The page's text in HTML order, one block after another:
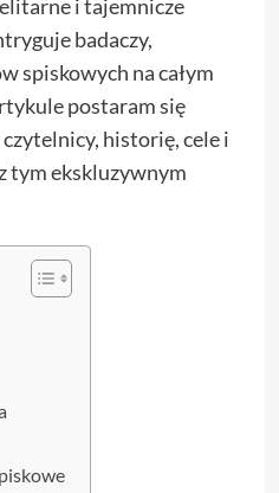
i tajemnicze
badaczy,
spiskowych na całym
postaram się
historię, cele i
tym ekskluzywnym